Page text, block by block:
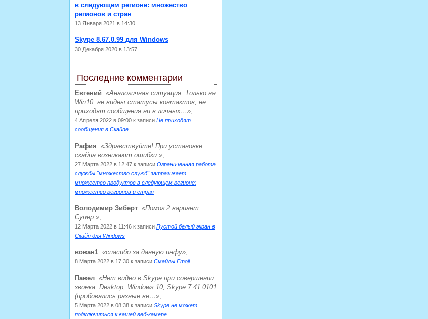
в следующем регионе: множество
регионов и стран
13 Января 2021 в 14:30
Skype 8.67.0.99 для Windows
30 Декабря 2020 в 13:57
Последние комментарии
Евгений:
Аналогичная ситуация. Только на
Win10: не видны статусы контактов, не
приходят сообщения ни в личных…
,
4 Апреля 2022 в 09:00 к записи Не приходят
сообщения в Скайпе
Рафия:
Здравствуйте! При установке
скайпа возникают ошибки.
,
27 Марта 2022 в 12:47 к записи Ограниченная работа
службы "множество служб" затрагивает
множество продуктов в следующем регионе:
множество регионов и стран
Володимир Зиберт:
Помог 2 вариант.
Супер.
,
12 Марта 2022 в 11:46 к записи Пустой белый экран в
Скайп для Windows
вован1: спасибо за данную инфу ,
8 Марта 2022 в 17:30 к записи Смайлы Emoji
Павел:
Нет видео в Skype при совершении
звонка. Desktop, Windows 10, Skype 7.41.0101
(пробовались разные ве…
,
5 Марта 2022 в 08:38 к записи Skype не может
подключиться к вашей веб-камере